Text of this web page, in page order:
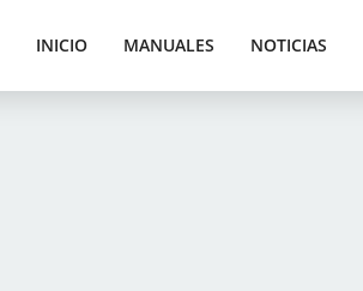
INICIO MANUALES NOTICIAS